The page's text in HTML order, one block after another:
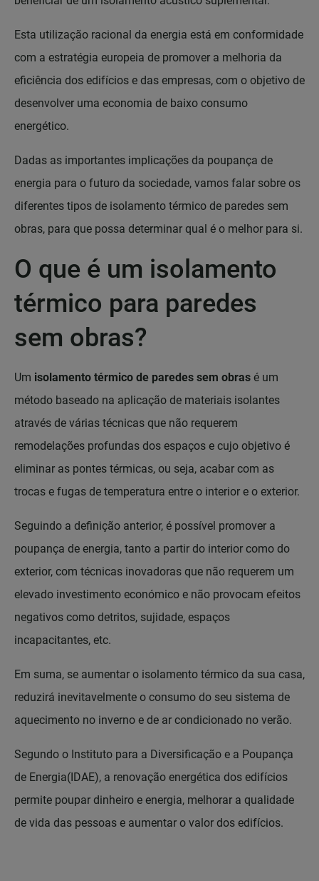
Esta utilização racional da energia está em conformidade
com a estratégia europeia de promover a melhoria da
eficiência dos edifícios e das empresas, com o objetivo de
desenvolver uma economia de baixo consumo
energético.
Dadas as importantes implicações da poupança de
energia para o futuro da sociedade, vamos falar sobre os
diferentes tipos de isolamento térmico de paredes sem
obras, para que possa determinar qual é o melhor para si.
O que é um isolamento
térmico para paredes
sem obras?
Um isolamento térmico de paredes sem obras é um
método baseado na aplicação de materiais isolantes
através de várias técnicas que não requerem
remodelações profundas dos espaços e cujo objetivo é
eliminar as pontes térmicas, ou seja, acabar com as
trocas e fugas de temperatura entre o interior e o exterior.
Seguindo a definição anterior, é possível promover a
poupança de energia, tanto a partir do interior como do
exterior, com técnicas inovadoras que não requerem um
elevado investimento económico e não provocam efeitos
negativos como detritos, sujidade, espaços
incapacitantes, etc.
Em suma, se aumentar o isolamento térmico da sua casa,
reduzirá inevitavelmente o consumo do seu sistema de
aquecimento no inverno e de ar condicionado no verão.
Segundo o Instituto para a Diversificação e a Poupança
de Energia(IDAE), a renovação energética dos edifícios
permite poupar dinheiro e energia, melhorar a qualidade
de vida das pessoas e aumentar o valor dos edifícios.